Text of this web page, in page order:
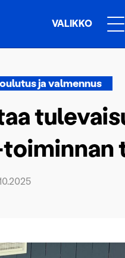
VALIKKO
ja valmennus